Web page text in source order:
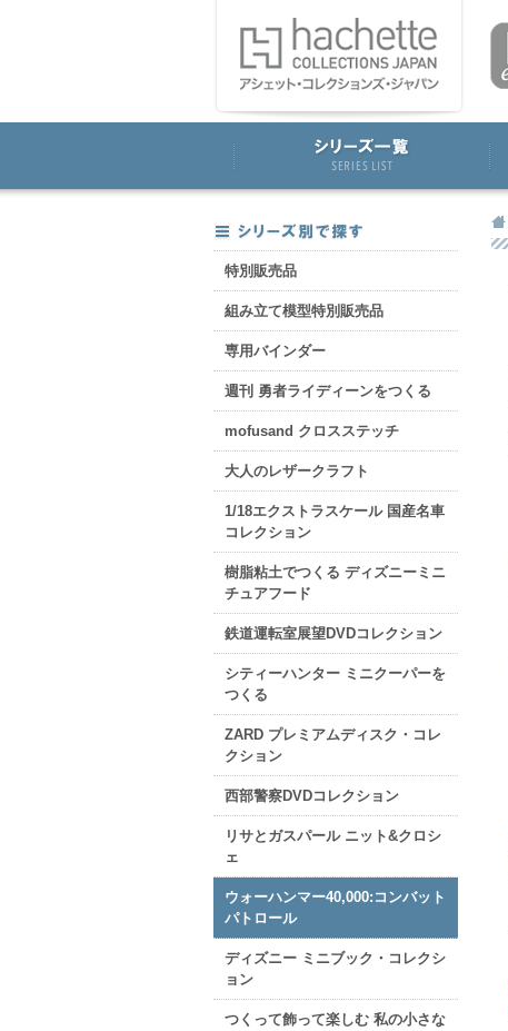
特別販売品
組み立て模型特別販売品
専用バインダー
週刊 勇者ライディーンをつくる
mofusand クロスステッチ
大人のレザークラフト
1/18エクストラスケール 国産名車
コレクション
樹脂粘土でつくる ディズニーミニ
チュアフード
鉄道運転室展望DVDコレクション
シティーハンター ミニクーパーを
つくる
ZARD プレミアムディスク・コレ
クション
西部警察DVDコレクション
リサとガスパール ニット&クロシ
ェ
ウォーハンマー40,000:コンバット
パトロール
ディズニー ミニブック・コレクシ
ョン
つくって飾って楽しむ 私の小さな